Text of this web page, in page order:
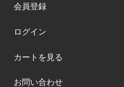
会員登録
ログイン
カートを見る
お問い合わせ